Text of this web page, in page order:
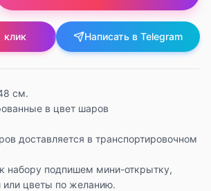
клик Написать в Telegram
см.
в цвет шаров
доставляется в транспортировочном
набору подпишем мини-открытку,
или цветы по желанию.